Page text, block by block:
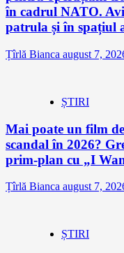
în cadrul NATO.
patrula și în spațiul
Țîrlă Bianca august 7,
ȘTIRI
Mai poate un film
scandal în 2026?
prim-plan cu „I
Țîrlă Bianca august 7,
ȘTIRI